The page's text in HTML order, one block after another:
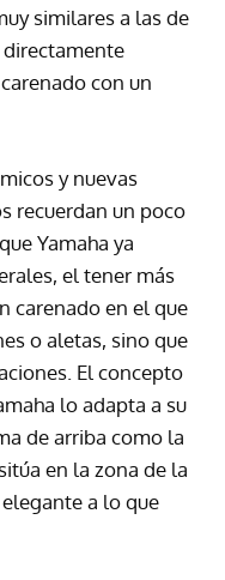
similares a las de
directamente
con un
y nuevas
recuerdan un poco
Yamaha ya
el tener más
carenado en el que
o aletas, sino que
El concepto
lo adapta a su
de arriba como la
en la zona de la
a lo que